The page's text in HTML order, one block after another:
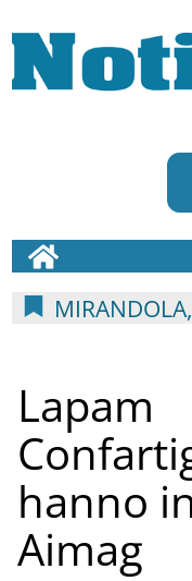
Lapam
hanno
Aimag